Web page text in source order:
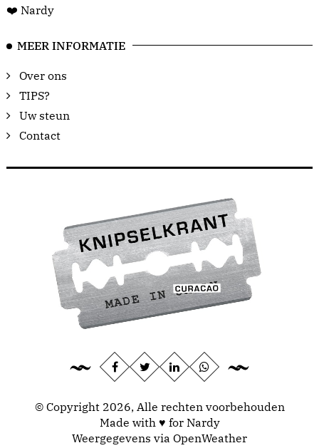
❤️ Nardy
MEER INFORMATIE
Over ons
TIPS?
Uw steun
Contact
© Copyright 2026, Alle rechten voorbehouden
Made with ♥ for Nardy
Weergegevens via OpenWeather